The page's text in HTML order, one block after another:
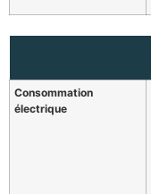
Consommation
électrique